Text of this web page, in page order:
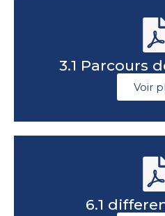
3.1 Parcours
Voir
6.1